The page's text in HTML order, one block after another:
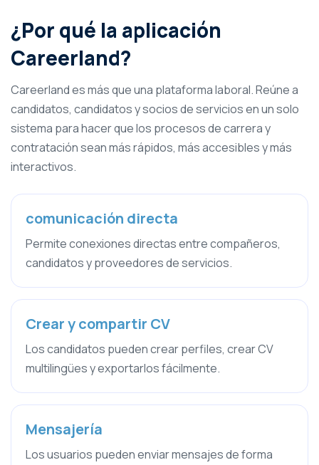
¿Por qué la aplicación
Careerland?
Careerland es más que una plataforma laboral. Reúne a
candidatos, candidatos y socios de servicios en un solo
sistema para hacer que los procesos de carrera y
contratación sean más rápidos, más accesibles y más
interactivos.
comunicación directa
Permite conexiones directas entre compañeros,
candidatos y proveedores de servicios.
Crear y compartir CV
Los candidatos pueden crear perfiles, crear CV
multilingües y exportarlos fácilmente.
Mensajería
Los usuarios pueden enviar mensajes de forma